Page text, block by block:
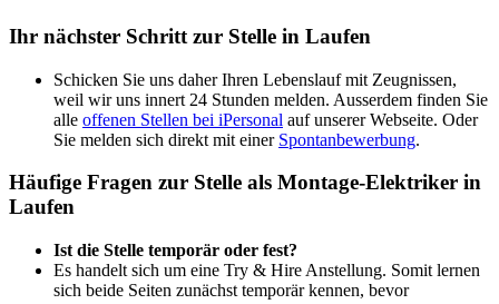
Ihr nächster Schritt zur Stelle in Laufen
Schicken Sie uns daher Ihren Lebenslauf mit Zeugnissen,
weil wir uns innert 24 Stunden melden. Ausserdem finden Sie
alle offenen Stellen bei iPersonal auf unserer Webseite. Oder
Sie melden sich direkt mit einer Spontanbewerbung.
Häufige Fragen zur Stelle als Montage-Elektriker in
Laufen
Ist die Stelle temporär oder fest?
Es handelt sich um eine Try & Hire Anstellung. Somit lernen
sich beide Seiten zunächst temporär kennen, bevor